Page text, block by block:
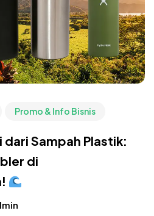
Promo & Info Bisnis
dari Sampah Plastik:
di